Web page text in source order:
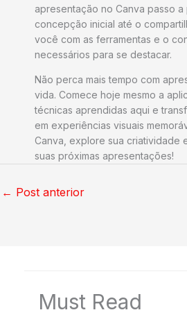
apresentação no Canva passo
concepção inicial até o
você com as ferramentas e o
necessários para se destacar.
Não perca mais tempo com
vida. Comece hoje mesmo a
técnicas aprendidas aqui e
em experiências visuais
Canva, explore sua criatividade
suas próximas apresentações!
← Post anterior
Must Read